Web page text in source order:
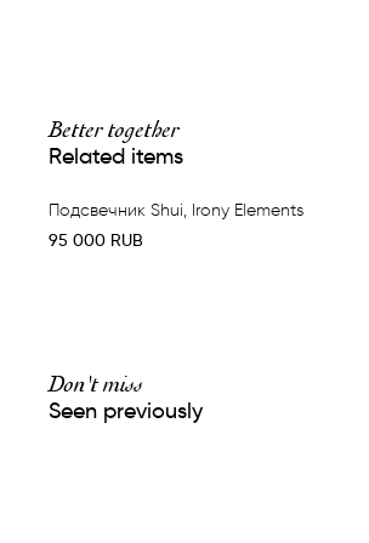
Better together
Related items
Подсвечник Shui, Irony Elements
95 000 RUB
Don't miss
Seen previously